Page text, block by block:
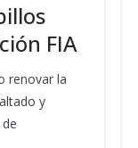
FIA
renovar la
y